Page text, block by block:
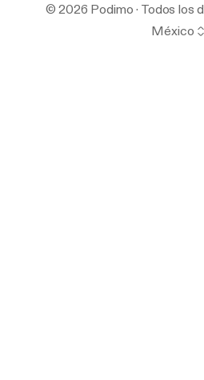
© 2026 Podimo · Todos los
México